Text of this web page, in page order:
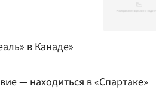
в Канаде»
— находиться в «Спартаке»